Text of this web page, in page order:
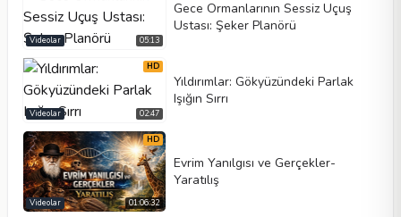
05:13
Videolar
Gece Ormanlarının Sessiz Uçuş
Ustası: Şeker Planörü
HD
02:47
Videolar
Yıldırımlar: Gökyüzündeki Parlak
Işığın Sırrı
HD
01:06:32
Videolar
Evrim Yanılgısı ve Gerçekler-
Yaratılış